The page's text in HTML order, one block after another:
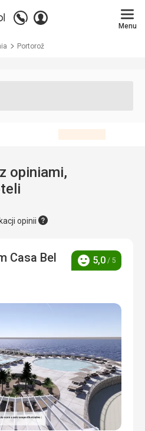
Zadzwoń
+48 71 771 76 55
Zaloguj
Menu
Portorož
opinii
Casa Bel
Ocena
5,0 / 5